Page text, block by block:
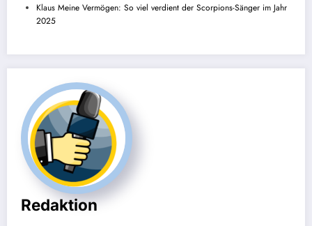
Klaus Meine Vermögen: So viel verdient der Scorpions-Sänger im Jahr
2025
Redaktion